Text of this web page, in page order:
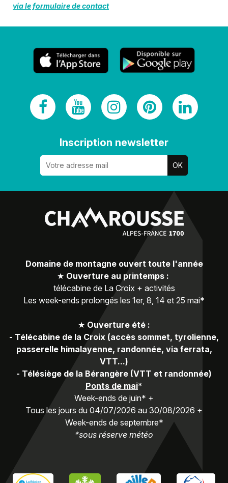
via le formulaire de contact
Inscription newsletter
Domaine de montagne ouvert toute l'année
★ Ouverture au printemps :
télécabine de La Croix + activités
Les week-ends prolongés les 1er, 8, 14 et 25 mai*
★ Ouverture été :
- Télécabine de la Croix (accès sommet, tyrolienne,
passerelle himalayenne, randonnée, via ferrata,
VTT...)
- Télésiège de la Bérangère (VTT et randonnée)
Ponts de mai*
Week-ends de juin* +
Tous les jours du 04/07/2026 au 30/08/2026 +
Week-ends de septembre*
*sous réserve météo